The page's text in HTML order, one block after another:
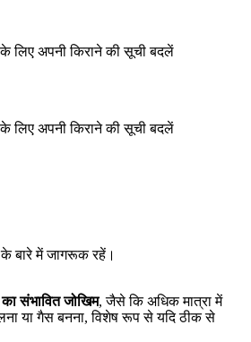
लिए अपनी किराने की सूची बदलें
लिए अपनी किराने की सूची बदलें
के बारे में जागरूक रहें।
संभावित जोखिम, जैसे कि अधिक मात्रा में
या गैस बनना, विशेष रूप से यदि ठीक से